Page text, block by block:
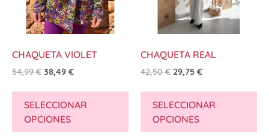
CHAQUETA VIOLET
54,99€ 38,49 €
SELECCIONAR
OPCIONES
CHAQUETA REAL
42,50€ 29,75 €
SELECCIONAR
OPCIONES